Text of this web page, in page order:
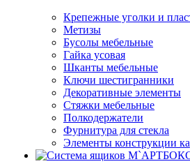
Крепежные уголки и
Метизы
Бусолы мебельные
Гайка усовая
Шканты мебельные
Ключи шестигранники
Декоративные элементы
Стяжки мебельные
Полкодержатели
Фурнитура для стекла
Элементы конструкции